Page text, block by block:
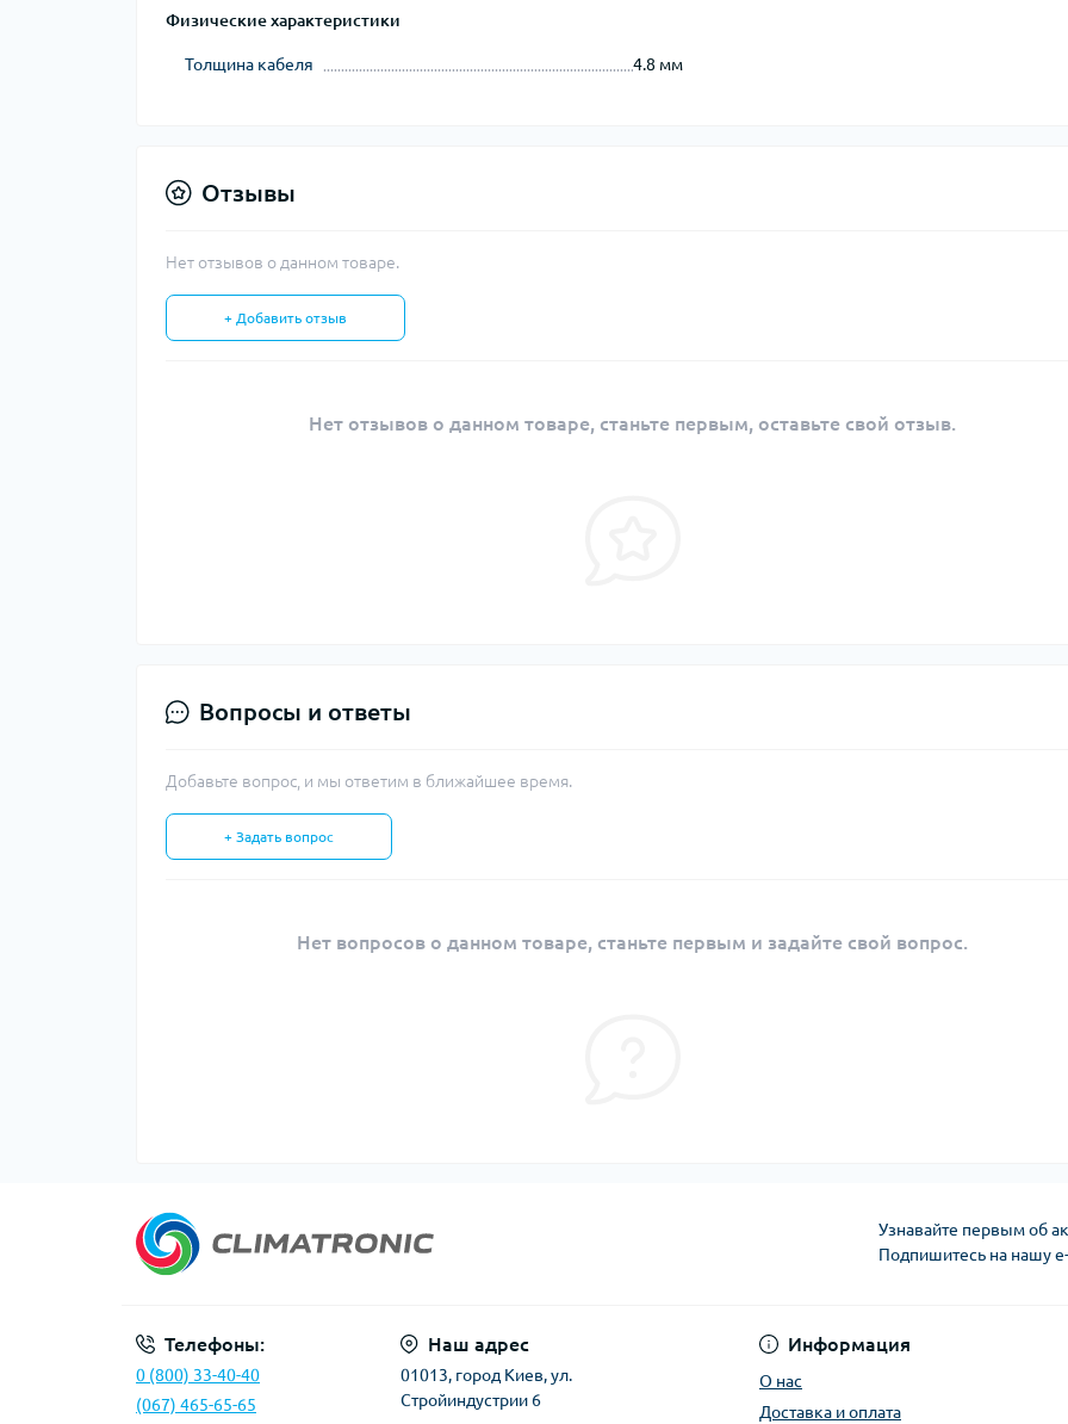
Физические характеристики
Толщина кабеля 4.8 мм
Отзывы
Нет отзывов о данном товаре.
+ Добавить отзыв
Нет отзывов о данном товаре, станьте первым, оставьте свой отзыв.
Вопросы и ответы
Добавьте вопрос, и мы ответим в ближайшее время.
+ Задать вопрос
Нет вопросов о данном товаре, станьте первым и задайте свой вопрос.
Узнавайте первым об
Подпишитесь на нашу
Телефоны:
0 (800) 33-40-40
(067) 465-65-65
Наш адрес
01013, город Киев, ул.
Стройиндустрии 6
Информация
О нас
Доставка и оплата